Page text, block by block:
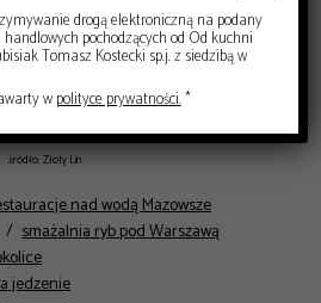
źródło: Złoty Lin
nad wodą Mazowsze
smażalnia ryb pod Warszawą
jedzenie
drogą elektroniczną na podany
pochodzących od Od kuchni
Tomasz Kostecki sp.j. z siedzibą w
wpolityce prywatności.*